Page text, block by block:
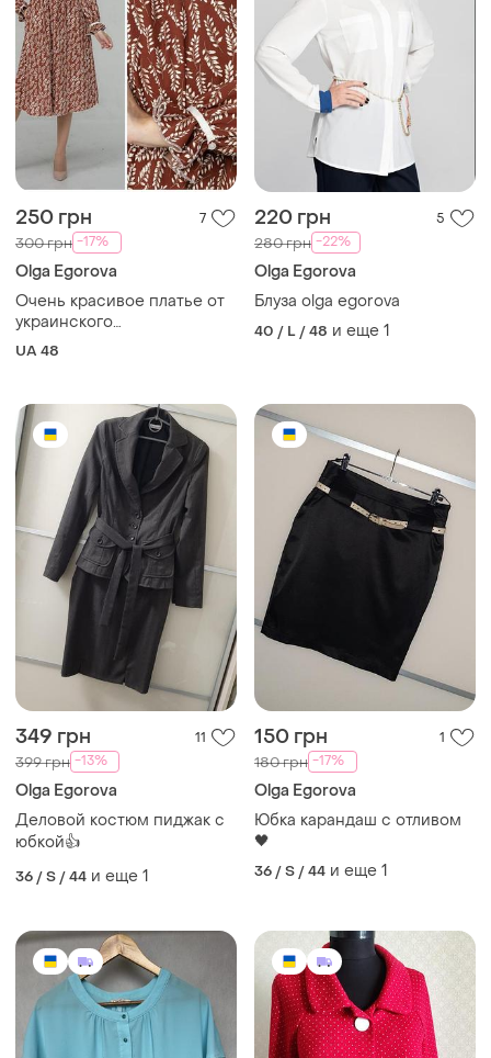
250 грн 7
300 грн -17%
Olga Egorova
Очень красивое платье от
украинского
производителя
UA 48
220 грн 5
280 грн -22%
Olga Egorova
Блуза olga egorova
40 / L / 48 и еще 1
349 грн 11
399 грн -13%
Olga Egorova
Деловой костюм пиджак с
юбкой👍
36 / S / 44 и еще 1
150 грн 1
180 грн -17%
Olga Egorova
Юбка карандаш с отливом
🖤
36 / S / 44 и еще 1